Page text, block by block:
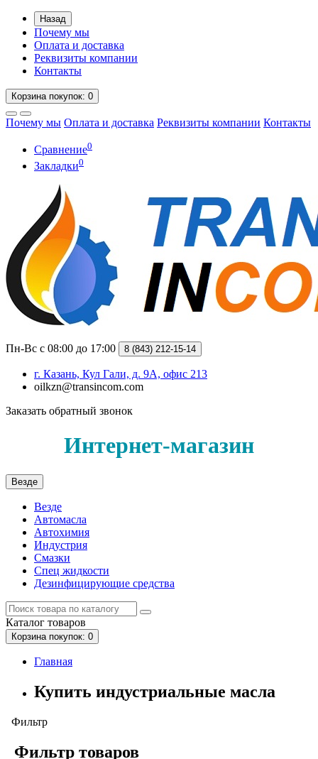
Назад
Почему мы
Оплата и доставка
Реквизиты компании
Контакты
Корзинапокупок: 0
Почему мы Оплата и доставка Реквизиты компании Контакты
Сравнение0
Закладки0
Пн-Вс с 08:00 до 17:00 8 (843) 212-15-14
г. Казань, Кул Гали, д. 9А, офис 213
oilkzn@transincom.com
Заказать обратный звонок
Интернет-магазин
Везде
Везде
Автомасла
Автохимия
Индустрия
Смазки
Спец жидкости
Дезинфицирующие средства
Каталог товаров
Корзинапокупок: 0
Главная
Купить индустриальные масла
Фильтр
Фильтр товаров